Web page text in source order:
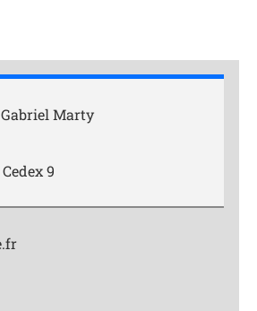
Marty
9